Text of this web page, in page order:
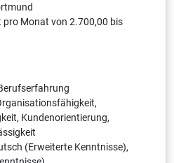
Monat von 2.700,00 bis
Kundenorientierung,
(Erweiterte Kenntnisse),